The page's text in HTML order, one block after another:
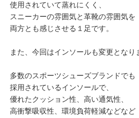
使用されていて蒸れにくく、
スニーカーの雰囲気と革靴の雰囲気を
両方とも感じさせる１足です。
また、今回はインソールも変更となり
多数のスポーツシューズブランドでも
採用されているインソールで、
優れたクッション性、高い通気性、
高衝撃吸収性、環境負荷軽減などなど